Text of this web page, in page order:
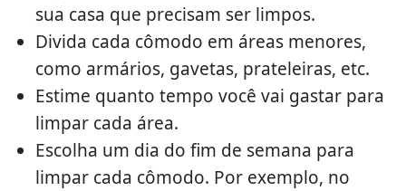
sua casa que precisam ser limpos.
Divida cada cômodo em áreas menores,
como armários, gavetas, prateleiras, etc.
Estime quanto tempo você vai gastar para
limpar cada área.
Escolha um dia do fim de semana para
limpar cada cômodo. Por exemplo, no